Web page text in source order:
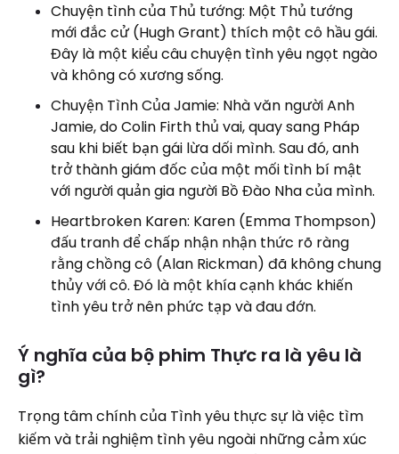
Chuyện tình của Thủ tướng: Một Thủ tướng
mới đắc cử (Hugh Grant) thích một cô hầu gái.
Đây là một kiểu câu chuyện tình yêu ngọt ngào
và không có xương sống.
Chuyện Tình Của Jamie: Nhà văn người Anh
Jamie, do Colin Firth thủ vai, quay sang Pháp
sau khi biết bạn gái lừa dối mình. Sau đó, anh
trở thành giám đốc của một mối tình bí mật
với người quản gia người Bồ Đào Nha của mình.
Heartbroken Karen: Karen (Emma Thompson)
đấu tranh để chấp nhận nhận thức rõ ràng
rằng chồng cô (Alan Rickman) đã không chung
thủy với cô. Đó là một khía cạnh khác khiến
tình yêu trở nên phức tạp và đau đớn.
Ý nghĩa của bộ phim Thực ra là yêu là
gì?
Trọng tâm chính của Tình yêu thực sự là việc tìm
kiếm và trải nghiệm tình yêu ngoài những cảm xúc